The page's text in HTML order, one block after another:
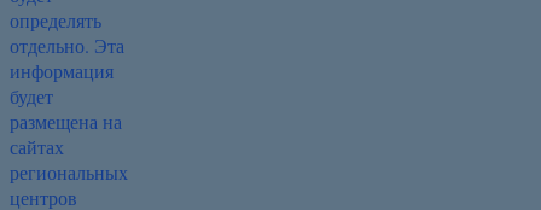
определять
отдельно. Эта
информация
будет
размещена на
сайтах
региональных
центров